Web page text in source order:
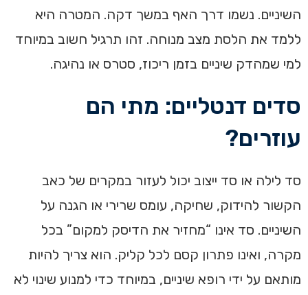
השיניים. נשמו דרך האף במשך דקה. המטרה היא
ללמד את הלסת מצב מנוחה. זהו תרגיל חשוב במיוחד
למי שמהדק שיניים בזמן ריכוז, סטרס או נהיגה.
סדים דנטליים: מתי הם
עוזרים?
סד לילה או סד ייצוב יכול לעזור במקרים של כאב
הקשור להידוק, שחיקה, עומס שרירי או הגנה על
השיניים. סד אינו “מחזיר את הדיסק למקום” בכל
מקרה, ואינו פתרון קסם לכל קליק. הוא צריך להיות
מותאם על ידי רופא שיניים, במיוחד כדי למנוע שינוי לא